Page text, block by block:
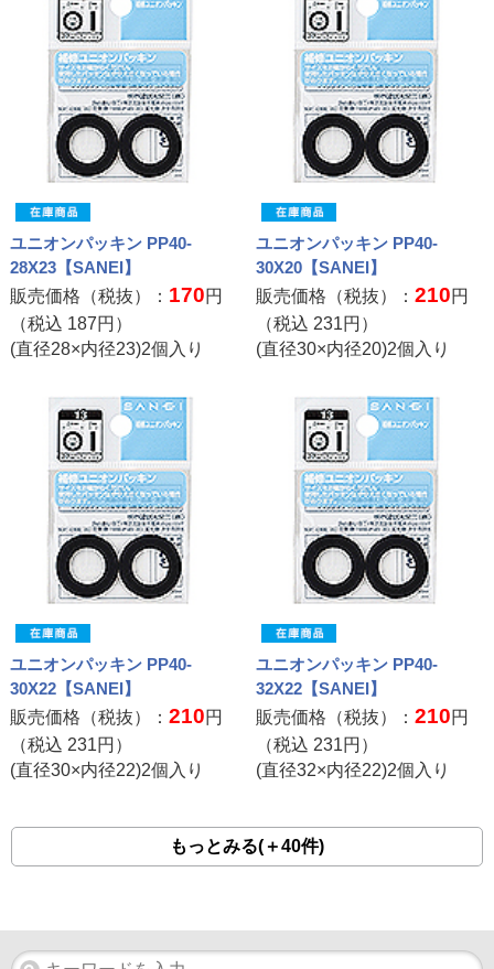
ユニオンパッキン PP40-
28X23【SANEI】
販売価格（税抜）： 170円
（税込 187円）
(直径28×内径23)2個入り
ユニオンパッキン PP40-
30X20【SANEI】
販売価格（税抜）：210円
（税込 231円）
(直径30×内径20)2個入り
ユニオンパッキン PP40-
30X22【SANEI】
販売価格（税抜）： 210円
（税込 231円）
(直径30×内径22)2個入り
ユニオンパッキン PP40-
32X22【SANEI】
販売価格（税抜）：210円
（税込 231円）
(直径32×内径22)2個入り
もっとみる(＋40件)